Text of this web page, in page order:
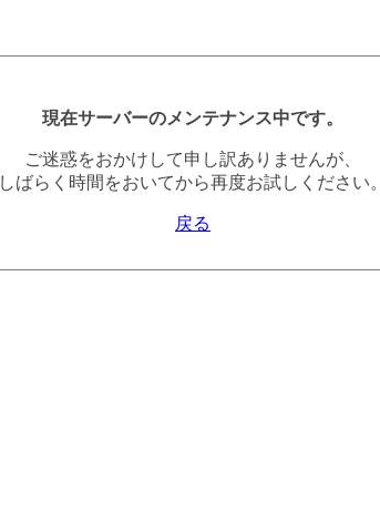
現在サーバーのメンテナンス中です。
ご迷惑をおかけして申し訳ありませんが、
しばらく時間をおいてから再度お試しください。
戻る